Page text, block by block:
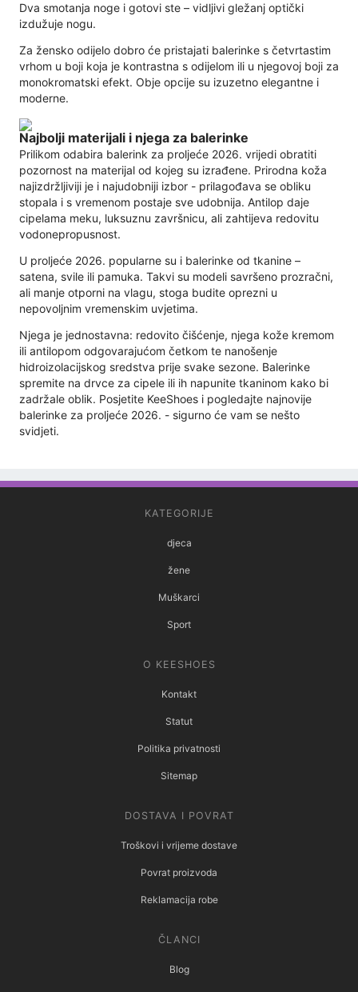
Dva smotanja noge i gotovi ste – vidljivi gležanj optički
izdužuje nogu.
Za žensko odijelo dobro će pristajati balerinke s četvrtastim
vrhom u boji koja je kontrastna s odijelom ili u njegovoj boji za
monokromatski efekt. Obje opcije su izuzetno elegantne i
moderne.
Najbolji materijali i njega za balerinke
Prilikom odabira balerink za proljeće 2026. vrijedi obratiti
pozornost na materijal od kojeg su izrađene. Prirodna koža
najizdržljiviji je i najudobniji izbor - prilagođava se obliku
stopala i s vremenom postaje sve udobnija. Antilop daje
cipelama meku, luksuznu završnicu, ali zahtijeva redovitu
vodonepropusnost.
U proljeće 2026. popularne su i balerinke od tkanine –
satena, svile ili pamuka. Takvi su modeli savršeno prozračni,
ali manje otporni na vlagu, stoga budite oprezni u
nepovoljnim vremenskim uvjetima.
Njega je jednostavna: redovito čišćenje, njega kože kremom
ili antilopom odgovarajućom četkom te nanošenje
hidroizolacijskog sredstva prije svake sezone. Balerinke
spremite na drvce za cipele ili ih napunite tkaninom kako bi
zadržale oblik. Posjetite KeeShoes i pogledajte najnovije
balerinke za proljeće 2026. - sigurno će vam se nešto
svidjeti.
KATEGORIJE
djeca
žene
Muškarci
Sport
O KEESHOES
Kontakt
Statut
Politika privatnosti
Sitemap
DOSTAVA I POVRAT
Troškovi i vrijeme dostave
Povrat proizvoda
Reklamacija robe
ČLANCI
Blog